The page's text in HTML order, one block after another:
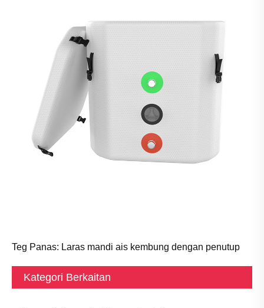
Teg Panas: Laras mandi ais kembung dengan penutup
Kategori Berkaitan